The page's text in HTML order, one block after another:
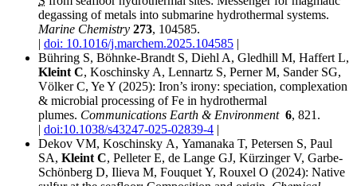
degassing of metals into submarine hydrothermal systems.
Marine Chemistry 273, 104585.
| doi: 10.1016/j.marchem.2025.104585 |
Bühring S, Böhnke-Brandt S, Diehl A, Gledhill M, Haffert L,
Kleint C, Koschinsky A, Lennartz S, Perner M, Sander SG,
Völker C, Ye Y (2025): Iron’s irony: speciation, complexation
& microbial processing of Fe in hydrothermal
plumes. Communications Earth & Environment 6, 821.
| doi:10.1038/s43247-025-02839-4 |
Dekov VM, Koschinsky A, Yamanaka T, Petersen S, Paul
SA, Kleint C, PelleterE, de Lange GJ, Kürzinger V, Garbe-
Schönberg D, Ilieva M, Fouquet Y, Rouxel O (2024): Native